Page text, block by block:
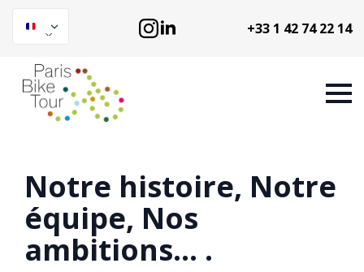
+33 1 42 74 22 14
Notre histoire, Notre
équipe, Nos
ambitions… .